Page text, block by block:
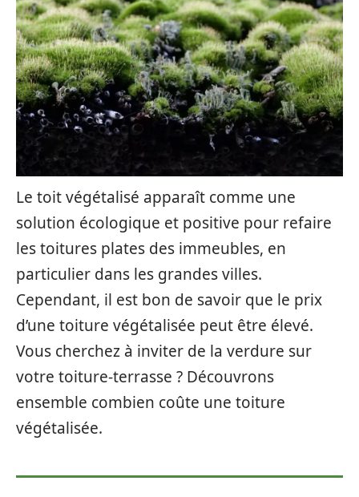
Le toit végétalisé apparaît comme une
solution écologique et positive pour refaire
les toitures plates des immeubles, en
particulier dans les grandes villes.
Cependant, il est bon de savoir que le prix
d’une toiture végétalisée peut être élevé.
Vous cherchez à inviter de la verdure sur
votre toiture-terrasse ? Découvrons
ensemble combien coûte une toiture
végétalisée.